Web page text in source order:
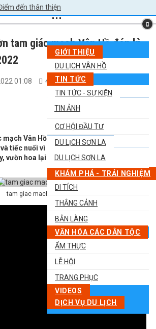
GIỚI THIỆU
DU LỊCH VÂN HỒ
TIN TỨC
TIN TỨC - SỰ KIỆN
TIN ẢNH
CƠ HỘI ĐẦU TƯ
DU LỊCH SƠN LA
DU LỊCH SƠN LA
KHÁM PHÁ - TRẢI NGHIỆM
DI TÍCH
THẮNG CẢNH
BẢN LÀNG
VĂN HÓA CÁC DÂN TỘC
ẨM THỰC
LỄ HỘI
TRANG PHỤC
VIDEOS
DỊCH VỤ DU LỊCH
tam giác mạch Vân Hồ đón kì
01:08 4.860 0
Vân Hồ này vừa làm nhiều người mê
tiếc nuối vì đợt đó dịch không đi được.
vườn hoa lại nở rực rỡ đón khách đi du lịch
tam giac mach van ho (1)